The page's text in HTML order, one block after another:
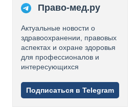
Право-мед.ру
Актуальные новости о
здравоохранении, правовых
аспектах и охране здоровья
для профессионалов и
интересующихся
Подписаться в Telegram